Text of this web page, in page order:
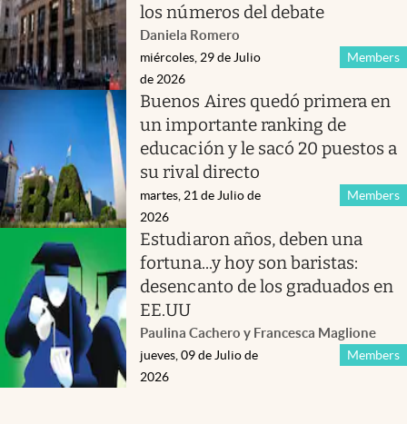
los números del debate
Daniela Romero
Members
miércoles, 29 de Julio
de 2026
Buenos Aires quedó primera en
un importante ranking de
educación y le sacó 20 puestos a
su rival directo
Members
martes, 21 de Julio de
2026
Estudiaron años, deben una
fortuna...y hoy son baristas:
desencanto de los graduados en
EE.UU
Paulina Cachero y Francesca Maglione
Members
jueves, 09 de Julio de
2026